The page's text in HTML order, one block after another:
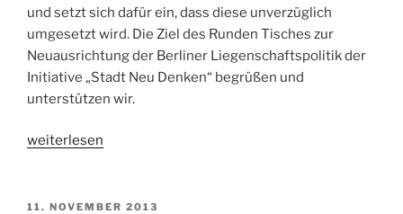
und setzt sich dafür ein, dass diese unverzüglich
umgesetzt wird. Die Ziel des Runden Tisches zur
Neuausrichtung der Berliner Liegenschaftspolitik der
Initiative „Stadt Neu Denken“ begrüßen und
unterstützen wir.
„Für
Wende
weiterlesen
VERÖFFENTLICHT
11. NOVEMBER 2013